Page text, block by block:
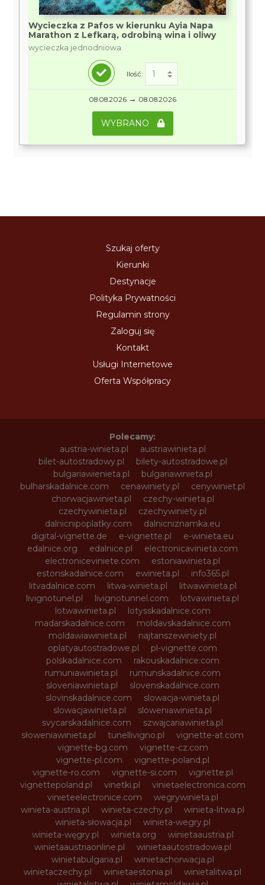
Wycieczka z Pafos w kierunku Ayia Napa
Marathon z Lefkarą, odrobiną wina i oliwy
wycieczka jednodniowa
Ilość:
08.08.2026 → 08.08.2026
WYBRANO
Szukaj oferty
Kierunki
Destynacje
Polityka Prywatności
Regulamin strony
Zaloguj się
Kontakt
Usługi Internetowe
Oferta Współpracy
Polecamy:
austria-winieta.pl
austriawinieta.pl
bilet-autostradowy.pl
bilety-autostradowe.pl
bulgariawienieta.pl
bulgariawinieta.pl
bulharskadalnice.com
cenawiniety.pl
cenywiniet.pl
chorwacjawinieta.pl
czechy-winieta.pl
czechywinieta.pl
czechywiniety.pl
dalnicnipoplatky.com
dalnicniznamka.eu
digital-vignette.de
e-vignette.pl
e-winieta.eu
edalnice.org
edalnice.pl
electronicavinieta.com
electroniceviniete.com
estoniawinieta.pl
estonskadalnice.com
ewinieta.pl
info365.pl
litvadalnice.com
litwa-winieta.pl
litwawinieta.pl
livignotunel.pl
livignotunnel.com
lotvawinieta.pl
lotwawinieta.pl
lotysskadalnice.com
madarskadalnice.com
moldavskadalnice.com
moldawiawinieta.pl
najtanszewiniety.pl
oplatyautostradowe.pl
pl-vignette.com
polskadalnice.com
rakouskadalnice.com
rumuniawinieta.pl
rumunskadalnice.com
sloveniawinieta.pl
slovenskadalnice.com
slovinskadalnice.com
slowacja-winieta.pl
slowacjawinieta.pl
sloweniawinieta.pl
svycarskadalnice.com
szwajcariawinieta.pl
słoweniawinieta.pl
tunellivigno.pl
vignette-at.com
vignette-bg.com
vignette-cz.com
vignette-pl.com
vignette-poland.pl
vignette-ro.com
vignette-si.com
vignette.pl
vignettepoland.pl
vinetki.pl
vinietaelectronica.com
vinieteelectronice.com
wegrywinieta.pl
winieta-austria.pl
winieta-czechy.pl
winieta-litwa.pl
winieta-słowacja.pl
winieta-wegry.pl
winieta-węgry.pl
winieta.org
winietaaustria.pl
winietaaustriaonline.pl
winietaautostradowa.pl
winietabulgaria.pl
winietachorwacja.pl
winietaczechy.pl
winietaestonia.pl
winietalitwa.pl